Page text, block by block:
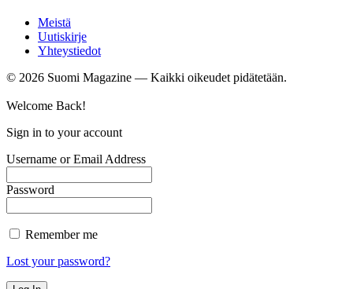
Meistä
Uutiskirje
Yhteystiedot
© 2026 Suomi Magazine — Kaikki oikeudet pidätetään.
Welcome Back!
Sign in to your account
Username or Email Address
Password
Remember me
Lost your password?